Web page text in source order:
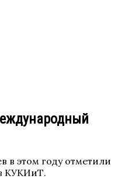
в этом году отметили
КУКИиТ.